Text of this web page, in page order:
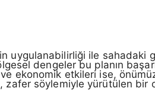
uygulanabilirliği ile
dengeler bu planın
ve ekonomik etkileri ise,
söylemiyle yürütülen bir